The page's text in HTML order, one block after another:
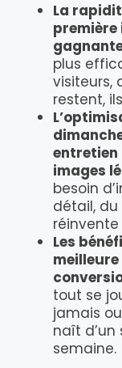
La
plus
visiteurs,
restent,
entretien
images
besoin
détail, du
Les
tout se
jamais
naît d’un
semaine.